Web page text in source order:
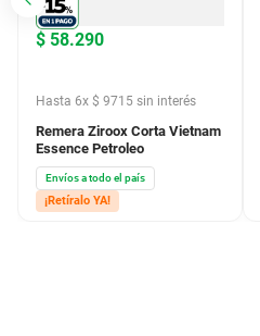
$ 58.290
Hasta 6x $ 9715 sin interés
Remera Ziroox Corta Vietnam
Essence Petroleo
Envíos a todo el país
¡Retíralo YA!